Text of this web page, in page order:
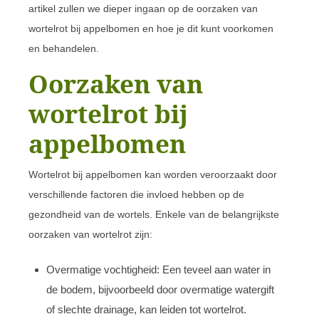
artikel zullen we dieper ingaan op de oorzaken van
wortelrot bij appelbomen en hoe je dit kunt voorkomen
en behandelen.
Oorzaken van
wortelrot bij
appelbomen
Wortelrot bij appelbomen kan worden veroorzaakt door
verschillende factoren die invloed hebben op de
gezondheid van de wortels. Enkele van de belangrijkste
oorzaken van wortelrot zijn:
Overmatige vochtigheid: Een teveel aan water in
de bodem, bijvoorbeeld door overmatige watergift
of slechte drainage, kan leiden tot wortelrot.